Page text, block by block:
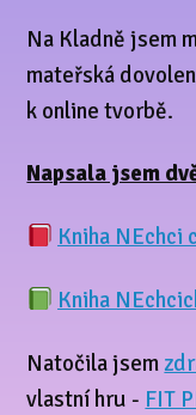
Na Kladně jsem
mateřská
k online tvorbě.
Napsala jsem
Kniha NEchci
Kniha
Natočila jsem
vlastní hru - FIT